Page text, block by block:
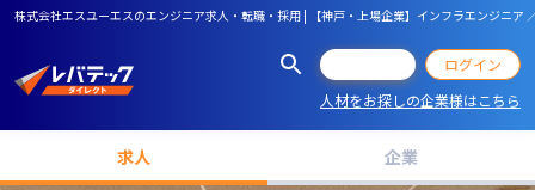
株式会社エスユーエスのエンジニア求人・転職・採用 | 【神戸・上場企業】インフラエンジニ
ログイン
人材をお探しの企業様はこちら
求人 企業